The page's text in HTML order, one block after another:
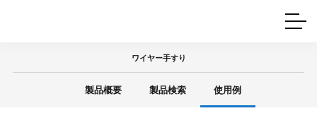
産業用ワイヤー
技術
サポート
製品の安全と品質について
ワイヤー手すり
製品概要 製品検索 使用例